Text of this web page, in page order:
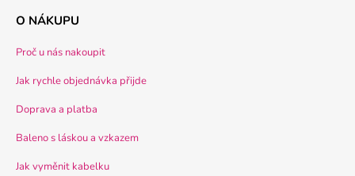
O NÁKUPU
Proč u nás nakoupit
Jak rychle objednávka přijde
Doprava a platba
Baleno s láskou a vzkazem
Jak vyměnit kabelku